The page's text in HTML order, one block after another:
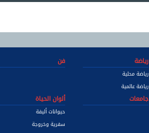
رياضة
رياضة محلية
رياضة عالمية
فن
جامعات ألوان الحياة
حيوانات أليفة
سفرية وخروجة